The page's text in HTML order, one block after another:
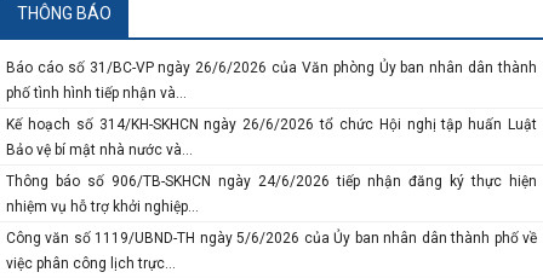
THÔNG BÁO
Thông báo số 934/TB-SKHCN ngày 29/6/2026 về việc tiếp nhận hồ sơ đề nghị
hỗ trợ theo phương thức hỗ...
Báo cáo số 31/BC-VP ngày 26/6/2026 của Văn phòng Ủy ban nhân dân thành
phố tình hình tiếp nhận và...
Kế hoạch số 314/KH-SKHCN ngày 26/6/2026 tổ chức Hội nghị tập huấn Luật
Bảo vệ bí mật nhà nước và...
Thông báo số 906/TB-SKHCN ngày 24/6/2026 tiếp nhận đăng ký thực hiện
nhiệm vụ hỗ trợ khởi nghiệp...
Công văn số 1119/UBND-TH ngày 5/6/2026 của Ủy ban nhân dân thành phố về
việc phân công lịch trực...